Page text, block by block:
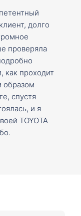
долго
проверяла
как проходит
образом
спустя
и я
TOYOTA